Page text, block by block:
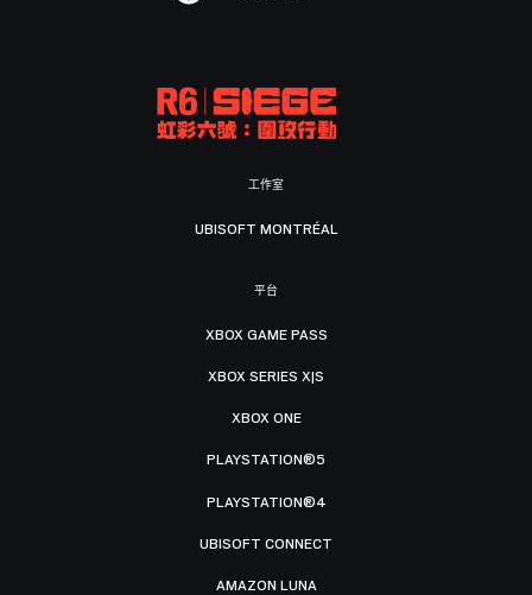
工作室
UBISOFT MONTRÉAL
平台
XBOX GAME PASS
XBOX SERIES X|S
XBOX ONE
PLAYSTATION®5
PLAYSTATION®4
UBISOFT CONNECT
AMAZON LUNA